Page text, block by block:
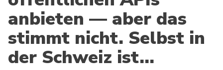
anbieten — aber das
stimmt nicht. Selbst in
der Schweiz ist…